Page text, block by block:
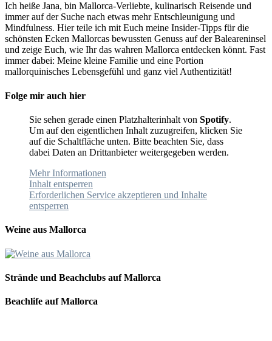
Ich heiße Jana, bin Mallorca-Verliebte, kulinarisch Reisende und
immer auf der Suche nach etwas mehr Entschleunigung und
Mindfulness. Hier teile ich mit Euch meine Insider-Tipps für die
schönsten Ecken Mallorcas bewussten Genuss auf der Baleareninsel
und zeige Euch, wie Ihr das wahren Mallorca entdecken könnt. Fast
immer dabei: Meine kleine Familie und eine Portion
mallorquinisches Lebensgefühl und ganz viel Authentizität!
Folge mir auch hier
Sie sehen gerade einen Platzhalterinhalt von Spotify.
Um auf den eigentlichen Inhalt zuzugreifen, klicken Sie
auf die Schaltfläche unten. Bitte beachten Sie, dass
dabei Daten an Drittanbieter weitergegeben werden.
Mehr Informationen
Inhalt entsperren
Erforderlichen Service akzeptieren und Inhalte
entsperren
Weine aus Mallorca
Strände und Beachclubs auf Mallorca
Beachlife auf Mallorca